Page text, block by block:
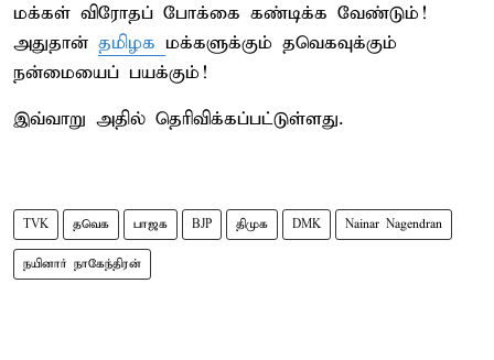
மக்கள் விரோதப் போக்கை கண்டிக்க வேண்டும்!
அதுதான் தமிழக மக்களுக்கும் தவெகவுக்கும்
நன்மையைப் பயக்கும்!
இவ்வாறு அதில் தெரிவிக்கப்பட்டுள்ளது.
TVK தவெக பாஜக BJP திமுக DMK Nainar Nagendran
நயினார் நாகேந்திரன்